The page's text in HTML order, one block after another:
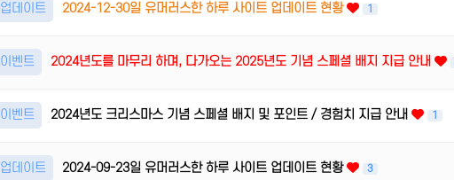
업데이트 2024-12-30일 유머러스한 하루 사이트 업데이트 현황 1
이벤트 2024년도를 마무리 하며, 다가오는 2025년도 기념 스페셜 배지 지급 안내
이벤트 2024년도 크리스마스 기념 스페셜 배지 및 포인트 / 경험치 지급 안내 1
업데이트 2024-09-23일 유머러스한 하루 사이트 업데이트 현황 3